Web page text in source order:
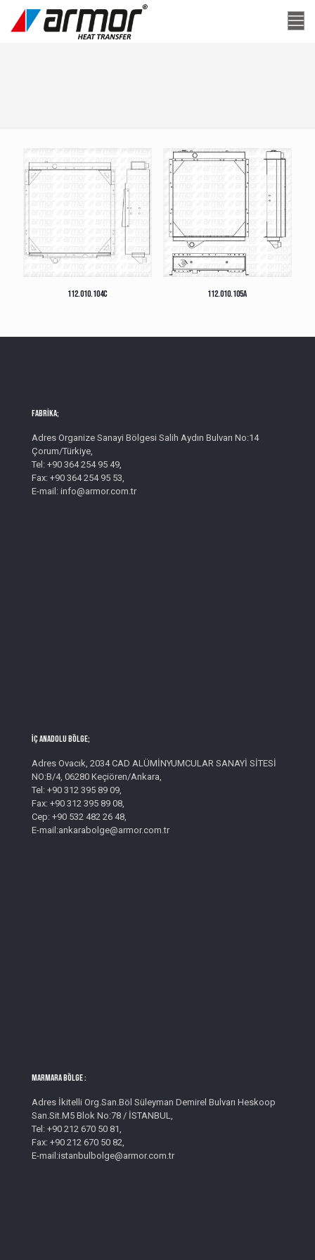
112.010.104C 112.010.105A
Fabrika;
Adres Organize Sanayi Bölgesi Salih Aydın Bulvarı No:14
Çorum/Türkiye,
Tel: +90 364 254 95 49,
Fax: +90 364 254 95 53,
E-mail: info@armor.com.tr
İç Anadolu Bölge;
Adres Ovacık, 2034 CAD ALÜMİNYUMCULAR SANAYİ SİTESİ
NO:B/4, 06280 Keçiören/Ankara,
Tel: +90 312 395 89 09,
Fax: +90 312 395 89 08,
Cep: +90 532 482 26 48,
E-mail:ankarabolge@armor.com.tr
MARMARA BÖLGE :
Adres İkitelli Org.San.Böl Süleyman Demirel Bulvarı Heskoop
San.Sit.M5 Blok No:78 / İSTANBUL,
Tel: +90 212 670 50 81,
Fax: +90 212 670 50 82,
E-mail:istanbulbolge@armor.com.tr